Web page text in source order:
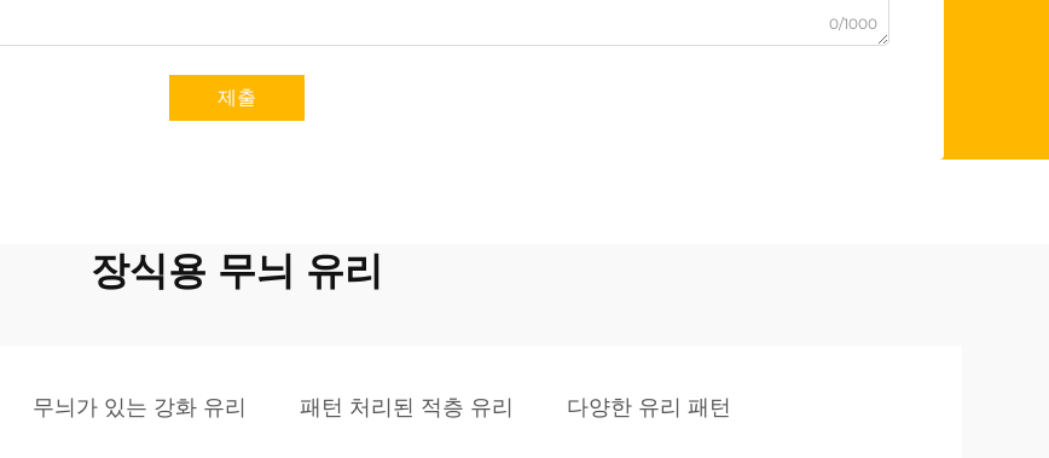
0/1000
제출
장식용 무늬 유리
무늬가 있는 강화 유리 패턴 처리된 적층 유리 다양한 유리 패턴